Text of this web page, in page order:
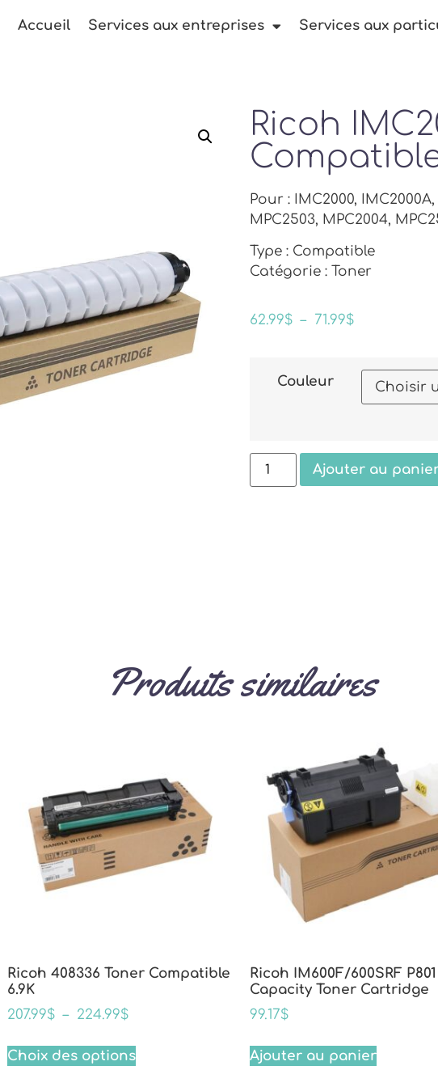
Accueil Services aux entreprises Services aux
Ricoh
Pour : IMC2000,
MPC2503, MPC2004,
Type : Compatible
Catégorie : Toner
62.99$ – 71.99$
Couleur
Ajouter au
Produits similaires
Ricoh 408336 Toner Compatible
6.9K
207.99$ – 224.99$
Choix des options
Ricoh IM600F/600SRF
Capacity Toner Cartridge
99.17$
Ajouter au panier